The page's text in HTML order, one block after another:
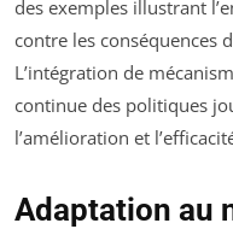
des exemples illustrant
contre les conséquences
L’intégration de
continue des politiques
l’amélioration et
Adaptation au